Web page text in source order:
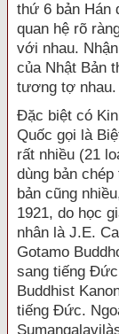
thứ 6 bản Hán
quan hệ rõ
với nhau.
của Nhật Bản
tương tợ nhau.
Đặc biệt có
Quốc gọi là
rất nhiều (21
dùng bản
bản cũng
1921, do học
nhân là J.E.
Gotamo
sang tiếng
Buddhist
tiếng Đức.